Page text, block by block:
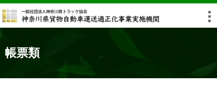
帳票類